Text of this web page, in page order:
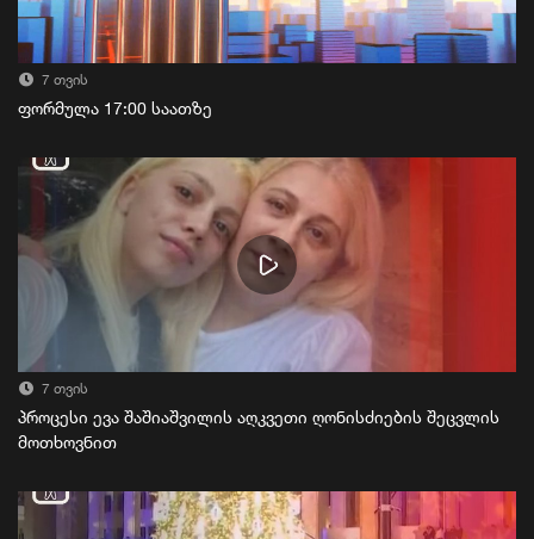
7 თვის
ფორმულა 17:00 საათზე
7 თვის
პროცესი ევა შაშიაშვილის აღკვეთი ღონისძიების შეცვლის
მოთხოვნით